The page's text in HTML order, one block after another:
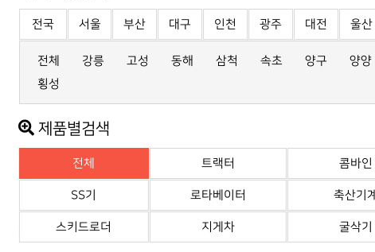
전국 서울 부산 대구 인천 광주 대전 울산
전체 강릉 고성 동해 삼척 속초 양구 양양
횡성
제품별검색
전체 트랙터 콤바인
SS기 로타베이터 축산기계
스키드로더 지게차 굴삭기